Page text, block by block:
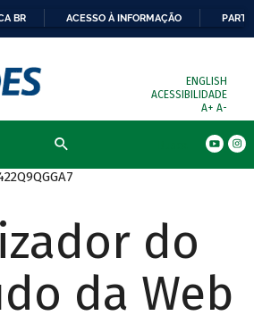
BR ACESSO À INFORMAÇÃO
ENGLISH
ACESSIBILIDADE
A+ A-
do
da Web